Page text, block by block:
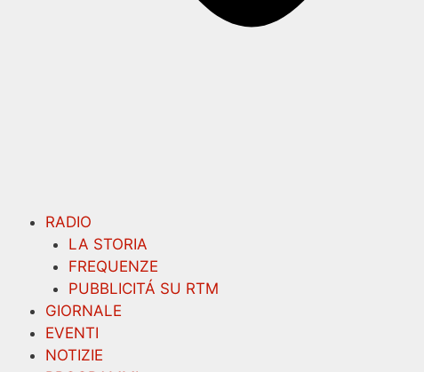
RADIO
LA STORIA
FREQUENZE
PUBBLICITÁ SU RTM
GIORNALE
EVENTI
NOTIZIE